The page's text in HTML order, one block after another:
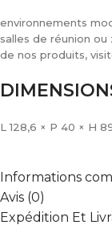
environnements
salles de réunion ou
de nos produits,
L 128,6 × P 40 × H
Informations
Avis (0)
Expédition Et